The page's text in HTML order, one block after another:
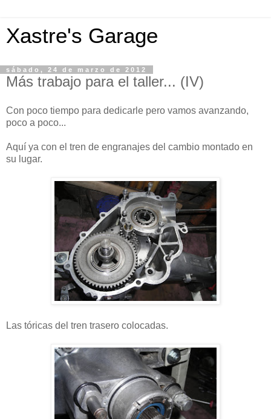
Xastre's Garage
sábado, 24 de marzo de 2012
Más trabajo para el taller... (IV)
Con poco tiempo para dedicarle pero vamos avanzando,
poco a poco...
Aquí ya con el tren de engranajes del cambio montado en
su lugar.
Las tóricas del tren trasero colocadas.